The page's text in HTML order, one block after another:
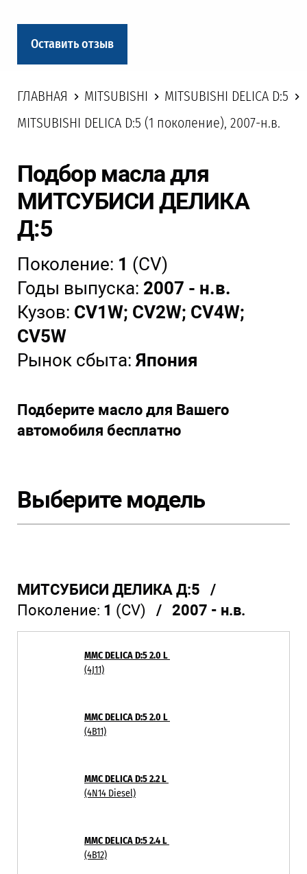
Оставить отзыв
ГЛАВНАЯ MITSUBISHI
MITSUBISHI DELICA D:5
MITSUBISHI DELICA D:5 (1 поколение), 2007-н.в.
Подбор масла для
МИТСУБИСИ ДЕЛИКА
Д:5
Поколение: 1 (CV)
Годы выпуска: 2007 - н.в.
Кузов: CV1W; CV2W; CV4W;
CV5W
Рынок сбыта: Япония
Подберите масло для Вашего
автомобиля бесплатно
Выберите модель
МИТСУБИСИ ДЕЛИКА Д:5 /
Поколение: 1 (CV) / 2007 - н.в.
MMC DELICA D:5 2.0 L
(4J11)
MMC DELICA D:5 2.0 L
(4B11)
MMC DELICA D:5 2.2 L
(4N14 Diesel)
MMC DELICA D:5 2.4 L
(4B12)